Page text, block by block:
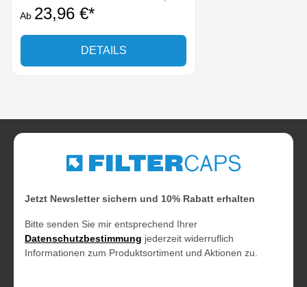
Ab 23,96 €*
DETAILS
Jetzt Newsletter sichern und 10% Rabatt erhalten
Bitte senden Sie mir entsprechend Ihrer
Datenschutzbestimmung jederzeit widerruflich
Informationen zum Produktsortiment und Aktionen zu.